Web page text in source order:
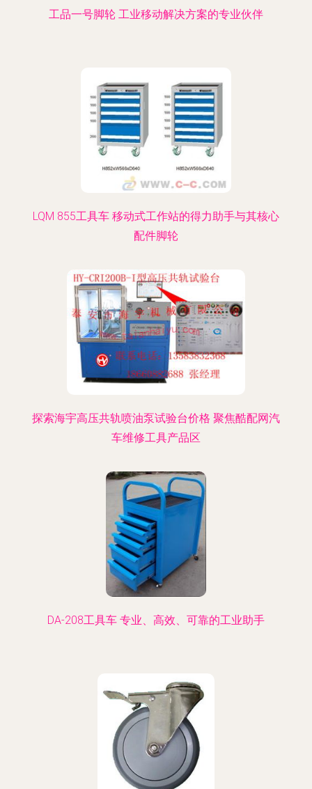
工品一号脚轮 工业移动解决方案的专业伙伴
LQM 855工具车 移动式工作站的得力助手与其核心
配件脚轮
探索海宇高压共轨喷油泵试验台价格 聚焦酷配网汽
车维修工具产品区
DA-208工具车 专业、高效、可靠的工业助手